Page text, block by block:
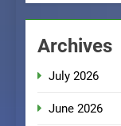
Archives
July 2026
June 2026